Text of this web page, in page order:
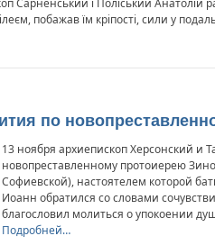
Сарненський і Поліський Анатолій
побажав їм кріпості, сили у
по
13 ноября архиепископ Херсонский
новопреставленному протоиерею
Софиевской), настоятелем которой
Иоанн обратился со словами
благословил молиться о упокоении
Подробней…